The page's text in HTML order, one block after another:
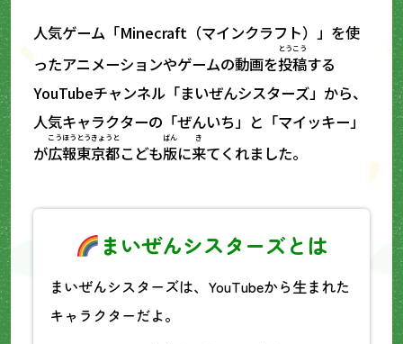
人気ゲーム「Minecraft（マインクラフト）」を使
ったアニメーションやゲームの動画を投稿
とうこう
する
YouTubeチャンネル「まいぜんシスターズ」から、
人気キャラクターの「ぜんいち」と「マイッキー」
が広報
こうほう
東京都
とうきょうと
こども版
ばん
に来
き
てくれました。
まいぜんシスターズとは
まいぜんシスターズは、YouTubeから生まれた
キャラクターだよ。